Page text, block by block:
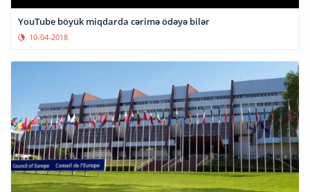
YouTube böyük miqdarda cərimə ödəyə bilər
10-04-2018